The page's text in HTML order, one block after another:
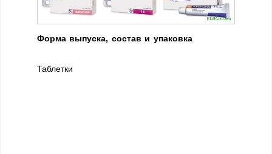
Форма выпуска, состав и упаковка
Таблетки